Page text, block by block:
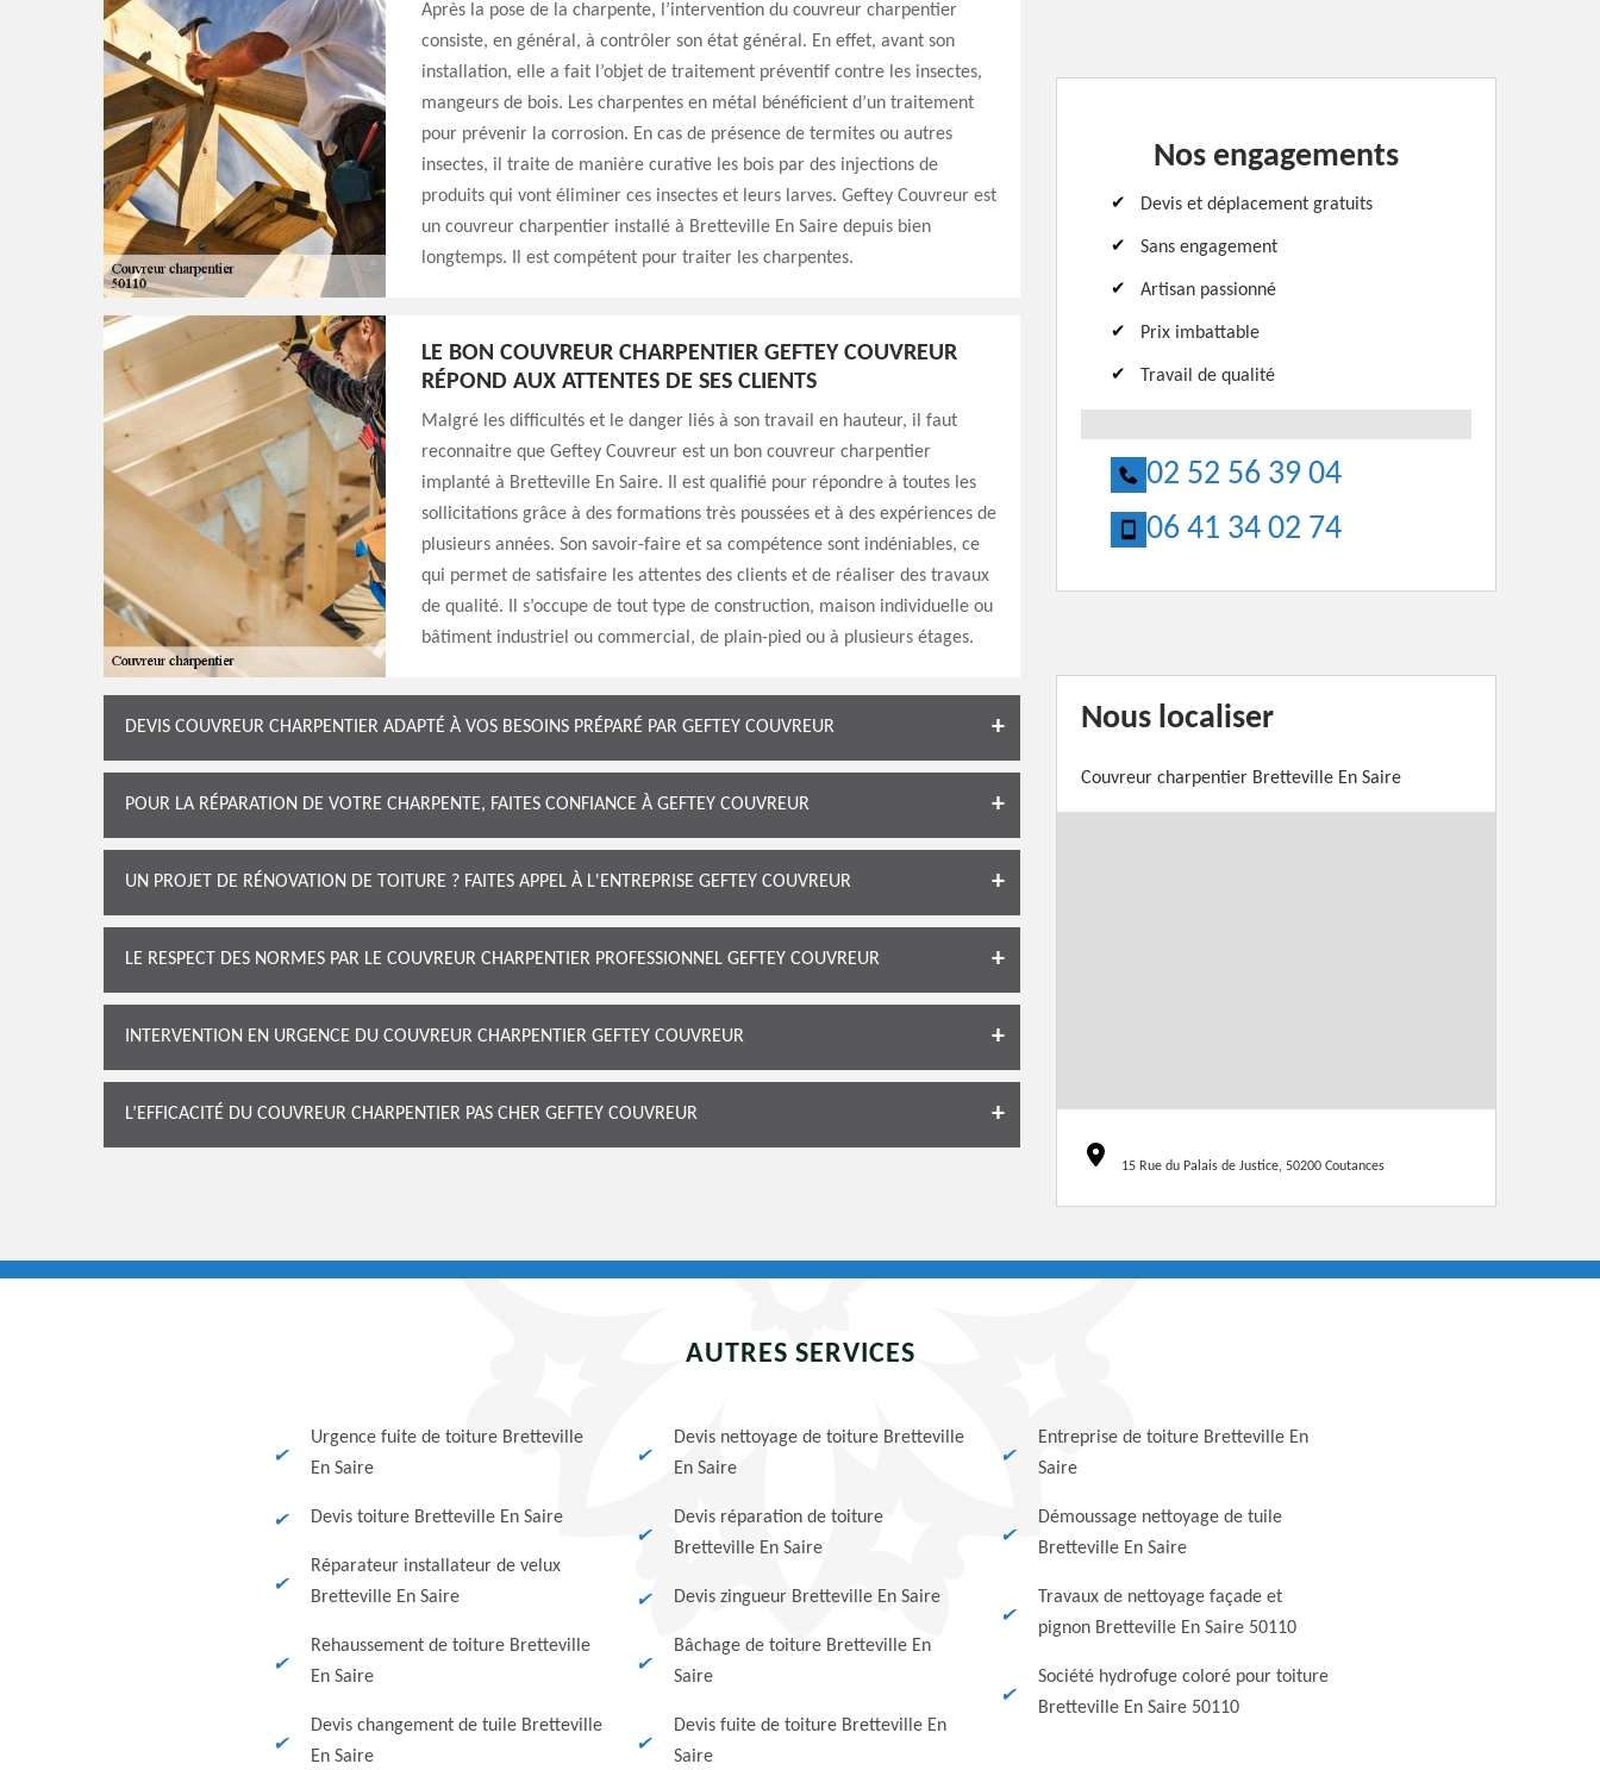
Après la pose de la charpente, l’intervention du couvreur charpentier
consiste, en général, à contrôler son état général. En effet, avant son
installation, elle a fait l’objet de traitement préventif contre les insectes,
mangeurs de bois. Les charpentes en métal bénéficient d’un traitement
pour prévenir la corrosion. En cas de présence de termites ou autres
insectes, il traite de manière curative les bois par des injections de
produits qui vont éliminer ces insectes et leurs larves. Geftey Couvreur est
un couvreur charpentier installé à Bretteville En Saire depuis bien
longtemps. Il est compétent pour traiter les charpentes.
LE BON COUVREUR CHARPENTIER GEFTEY COUVREUR
RÉPOND AUX ATTENTES DE SES CLIENTS
Malgré les difficultés et le danger liés à son travail en hauteur, il faut
reconnaitre que Geftey Couvreur est un bon couvreur charpentier
implanté à Bretteville En Saire. Il est qualifié pour répondre à toutes les
sollicitations grâce à des formations très poussées et à des expériences de
plusieurs années. Son savoir-faire et sa compétence sont indéniables, ce
qui permet de satisfaire les attentes des clients et de réaliser des travaux
de qualité. Il s’occupe de tout type de construction, maison individuelle ou
bâtiment industriel ou commercial, de plain-pied ou à plusieurs étages.
DEVIS COUVREUR CHARPENTIER ADAPTÉ À VOS BESOINS PRÉPARÉ PAR GEFTEY COUVREUR
POUR LA RÉPARATION DE VOTRE CHARPENTE, FAITES CONFIANCE À GEFTEY COUVREUR
UN PROJET DE RÉNOVATION DE TOITURE ? FAITES APPEL À L'ENTREPRISE GEFTEY COUVREUR
LE RESPECT DES NORMES PAR LE COUVREUR CHARPENTIER PROFESSIONNEL GEFTEY COUVREUR
INTERVENTION EN URGENCE DU COUVREUR CHARPENTIER GEFTEY COUVREUR
L’EFFICACITÉ DU COUVREUR CHARPENTIER PAS CHER GEFTEY COUVREUR
Nos engagements
Devis et déplacement gratuits
Sans engagement
Artisan passionné
Prix imbattable
Travail de qualité
02 52 56 39 04
06 41 34 02 74
Nous localiser
Couvreur charpentier Bretteville En Saire
15 Rue du Palais de Justice, 50200 Coutances
AUTRES SERVICES
Urgence fuite de toiture Bretteville
En Saire
Devis toiture Bretteville En Saire
Réparateur installateur de velux
Bretteville En Saire
Rehaussement de toiture Bretteville
En Saire
Devis changement de tuile Bretteville
En Saire
Devis nettoyage de toiture Bretteville
En Saire
Devis réparation de toiture
Bretteville En Saire
Devis zingueur Bretteville En Saire
Bâchage de toiture Bretteville En
Saire
Devis fuite de toiture Bretteville En
Saire
Entreprise de toiture Bretteville En
Saire
Démoussage nettoyage de tuile
Bretteville En Saire
Travaux de nettoyage façade et
pignon Bretteville En Saire 50110
Société hydrofuge coloré pour toiture
Bretteville En Saire 50110